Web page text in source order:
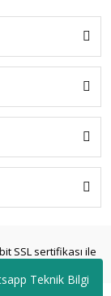
Teknik Bilgi
SSL sertifikası ile